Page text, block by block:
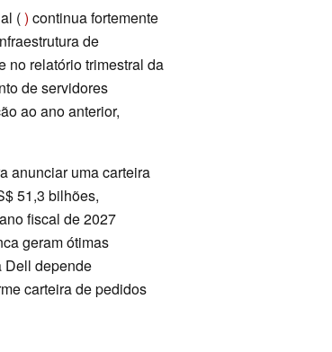
() continua fortemente
de
no relatório trimestral da
de servidores
ao ano anterior,
anunciar uma carteira
51,3 bilhões,
fiscal de 2027
geram ótimas
Dell depende
carteira de pedidos